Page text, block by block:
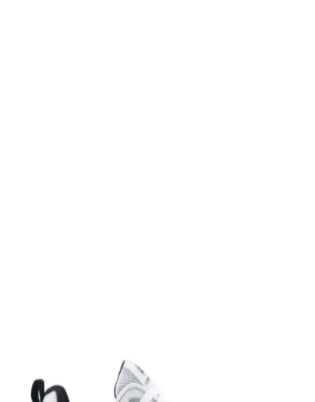
Nike Air Force 1, ikonik tasarımı ve teknolojik özellikleriyle spor ve
günlük yaşamda vazgeçilmez bir tercih. Konfor ve şıklığı bir araya
getirir, farklı tarzlara uyum sağlar.